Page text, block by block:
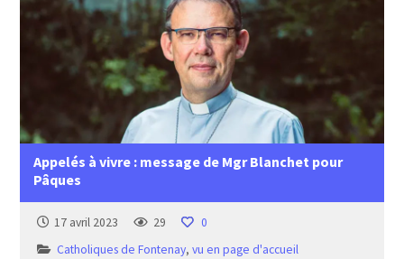
Appelés à vivre : message de Mgr Blanchet pour
Pâques
17 avril 2023 29
0
Catholiques de Fontenay,vu en page d'accueil